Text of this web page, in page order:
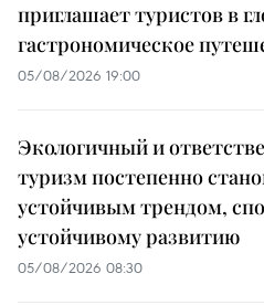
приглашает туристов в
гастрономическое
05/08/2026 19:00
Экологичный и
туризм постепенно
устойчивым трендом,
устойчивому развитию
05/08/2026 08:30